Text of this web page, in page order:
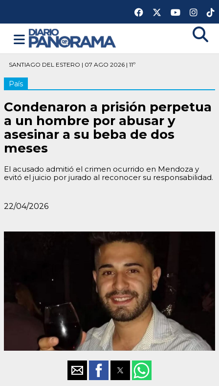
SANTIAGO DEL ESTERO | 07 AGO 2026 | 11º
País
Condenaron a prisión perpetua
a un hombre por abusar y
asesinar a su beba de dos
meses
El acusado admitió el crimen ocurrido en Mendoza y
evitó el juicio por jurado al reconocer su responsabilidad.
22/04/2026